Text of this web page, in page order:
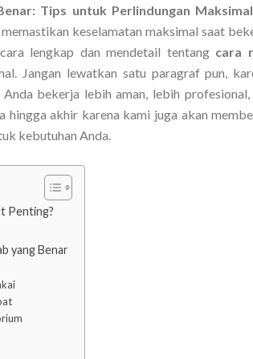
Tips untuk Perlindungan
keselamatan maksimal saat
lengkap dan mendetail tentang cara
Jangan lewatkan satu paragraf pun,
bekerja lebih aman, lebih
hingga akhir karena kami juga akan
kebutuhan Anda.
Penting?
yang Benar